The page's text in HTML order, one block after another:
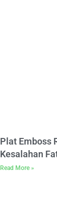
Plat Emboss
Kesalahan
Read More »